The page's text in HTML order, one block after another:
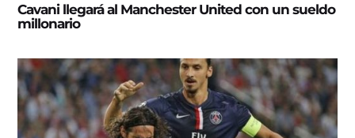
Cavani llegará al Manchester United con un sueldo
millonario